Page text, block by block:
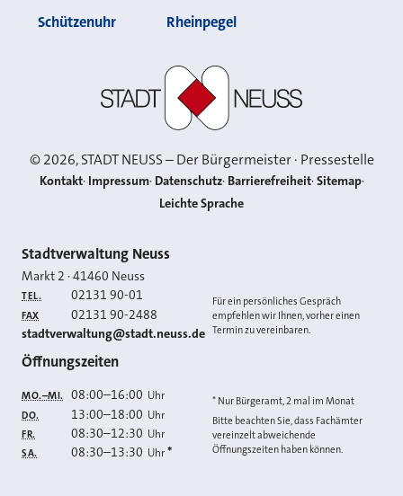
Schützenuhr Rheinpegel
©2026, STADT NEUSS – Der Bürgermeister · Pressestelle
Kontakt Impressum Datenschutz Barrierefreiheit Sitemap
Leichte Sprache
Kontakt
Stadtverwaltung Neuss
Markt 2 ·41460 Neuss
TEL. 02131 90-01
FAX 02131 90-2488
E-MAIL
stadtverwaltung@stadt.neuss.de
Für ein persönliches Gespräch
empfehlen wir Ihnen, vorher einen
Termin zu vereinbaren.
Öffnungszeiten
MO.–MI. 08:00–16:00 Uhr
DO. 13:00–18:00 Uhr
FR. 08:30–12:30 Uhr
SA. 08:30–13:30 Uhr *
* Nur Bürgeramt, 2 mal im Monat
Bitte beachten Sie, dass Fachämter
vereinzelt abweichende
Öffnungszeiten haben können.